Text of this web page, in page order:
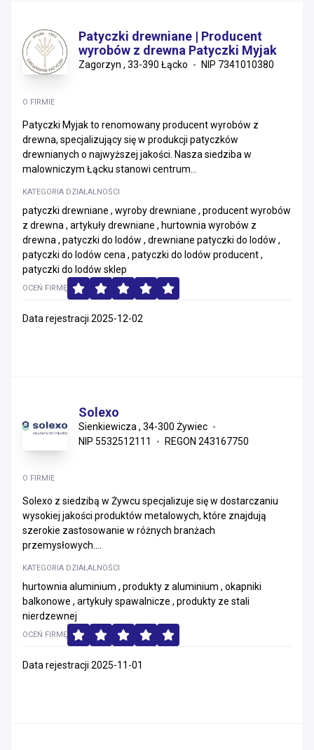
Patyczki drewniane | Producent
wyrobów z drewna Patyczki Myjak
Zagorzyn , 33-390 Łącko NIP 7341010380
O FIRMIE
Patyczki Myjak to renomowany producent wyrobów z
drewna, specjalizujący się w produkcji patyczków
drewnianych o najwyższej jakości. Nasza siedziba w
malowniczym Łącku stanowi centrum...
KATEGORIA DZIAŁALNOŚCI
patyczki drewniane , wyroby drewniane , producent wyrobów
z drewna , artykuły drewniane , hurtownia wyrobów z
drewna , patyczki do lodów , drewniane patyczki do lodów ,
patyczki do lodów cena , patyczki do lodów producent ,
patyczki do lodów sklep
OCEŃ FIRMĘ
Data rejestracji 2025-12-02
Solexo
Sienkiewicza , 34-300 Żywiec
NIP 5532512111
REGON 243167750
O FIRMIE
Solexo z siedzibą w Żywcu specjalizuje się w dostarczaniu
wysokiej jakości produktów metalowych, które znajdują
szerokie zastosowanie w różnych branżach
przemysłowych....
KATEGORIA DZIAŁALNOŚCI
hurtownia aluminium , produkty z aluminium , okapniki
balkonowe , artykuły spawalnicze , produkty ze stali
nierdzewnej
OCEŃ FIRMĘ
Data rejestracji 2025-11-01